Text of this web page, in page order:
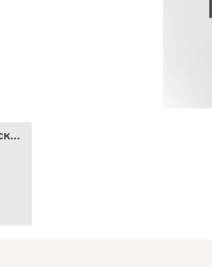
Челябинская областная клиническая больница